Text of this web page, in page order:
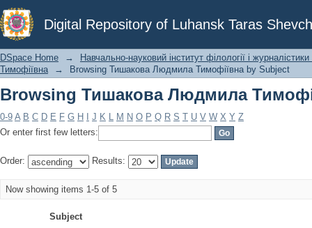
Digital Repository of Luhansk Taras
Browsing Тишакова Людмила
DSpace Home →
Навчально-науковий інститут філології і
Тимофіївна
→ Browsing Тишакова Людмила Тимофіївна by Subject
Browsing Тишакова Людмила
0-9 A B C D E F G H J K L M N O P Q R S T U V W X Y Z
Or enter first few letters:
Order: Results:
Now showing items 1-5 of 5
Subject